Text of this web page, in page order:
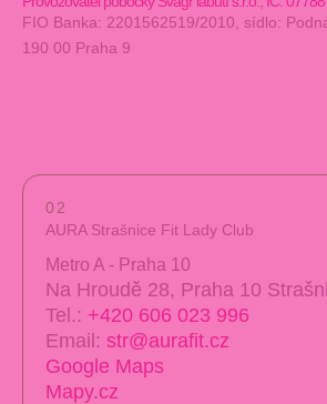
FIO Banka: 2201562519/2010, sídlo:
190 00 Praha 9
02
AURA Strašnice Fit Lady Club
Metro A - Praha 10
Na Hroudě 28, Praha 10
Tel.: +420 606 023 996
Email: str@aurafit.cz
Google Maps
Mapy.cz